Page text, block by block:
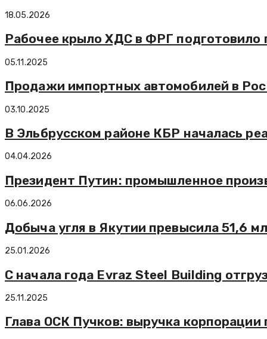
18.05.2026
Рабочее крыло ХДС в ФРГ подготовило
05.11.2025
Продажи импортных автомобилей в
03.10.2025
В Эльбрусском районе КБР началась
04.04.2026
Президент Путин: промышленное
06.06.2026
Добыча угля в Якутии превысила 51,6
25.01.2026
С начала года Evraz Steel Building
25.11.2025
Глава ОСК Пучков: выручка